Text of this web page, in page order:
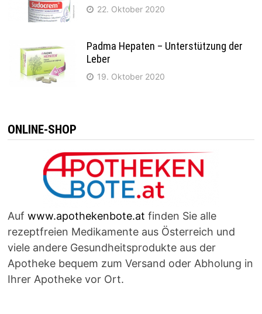
22. Oktober 2020
Padma Hepaten – Unterstützung der
Leber
19. Oktober 2020
ONLINE-SHOP
Auf www.apothekenbote.at finden Sie alle
rezeptfreien Medikamente aus Österreich und
viele andere Gesundheitsprodukte aus der
Apotheke bequem zum Versand oder Abholung in
Ihrer Apotheke vor Ort.